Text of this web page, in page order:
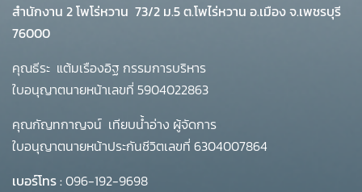
สำนักงาน 2 โพโร่หวาน 73/2 ม.5 ต.โพไร่หวาน อ.เมือง จ.เพชรบุรี
76000
คุณธีระ แต้มเรืองอิฐ กรรมการบริหาร
ใบอนุญาตนายหน้าเลขที่ 5904022863
คุณกัญทกาญจน์ เทียบน้ำอ่าง ผู้จัดการ
ใบอนุญาตนายหน้าประกันชีวิตเลขที่ 6304007864
เบอร์โทร :096-192-9698